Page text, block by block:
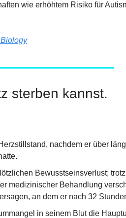
wie erhöhtem Risiko für
sterben kannst.
nachdem er über
Bewusstseinsverlust; trotz
medizinischer Behandlung
an dem er nach 32
in seinem Blut die